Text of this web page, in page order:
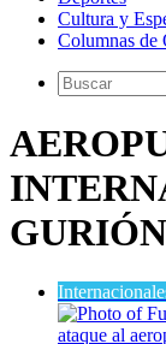
Cultura y
Columnas de
GURIÓN